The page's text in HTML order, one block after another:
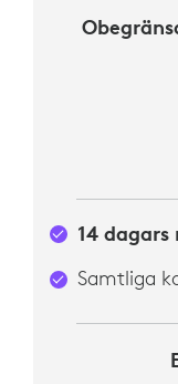
14
Samtliga